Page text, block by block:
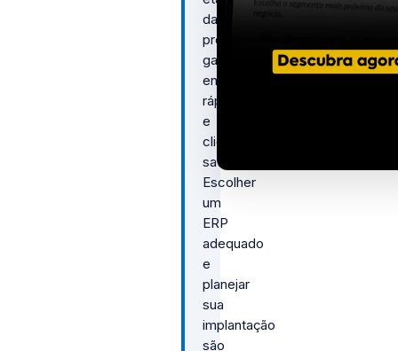
da
produção,
garantindo
entregas
rápidas
e
clientes
satisfeitos.
Escolher
um
ERP
adequado
e
planejar
sua
implantação
são